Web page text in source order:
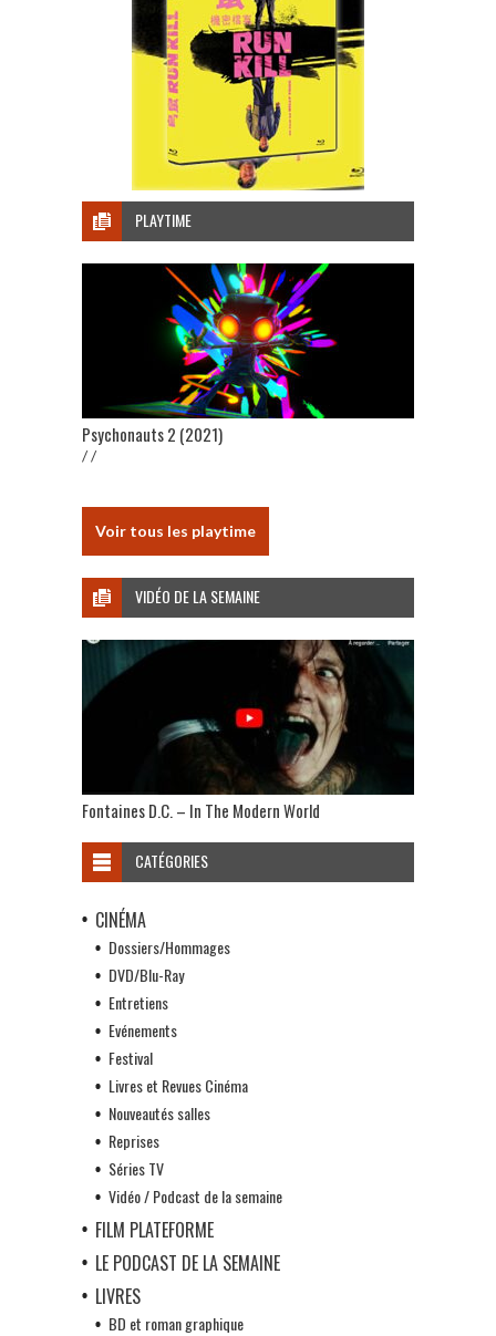
PLAYTIME
Psychonauts 2 (2021)
/ /
Voir tous les playtime
VIDÉO DE LA SEMAINE
Fontaines D.C. – In The Modern World
CATÉGORIES
CINÉMA
Dossiers/Hommages
DVD/Blu-Ray
Entretiens
Evénements
Festival
Livres et Revues Cinéma
Nouveautés salles
Reprises
Séries TV
Vidéo / Podcast de la semaine
FILM PLATEFORME
LE PODCAST DE LA SEMAINE
LIVRES
BD et roman graphique